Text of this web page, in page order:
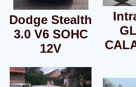
Dodge Stealth
3.0 V6 SOHC
12V